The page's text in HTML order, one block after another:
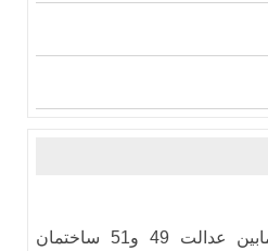
گرگان خيابان وليعصر مابين عدالت 49 و51 ساختمان